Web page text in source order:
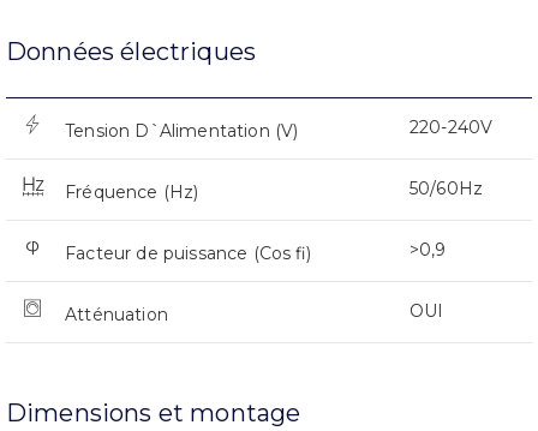
Données électriques
Tension D`Alimentation (V) 220-240V
Fréquence (Hz) 50/60Hz
Facteur de puissance (Cos fi) >0,9
Atténuation OUI
Dimensions et montage